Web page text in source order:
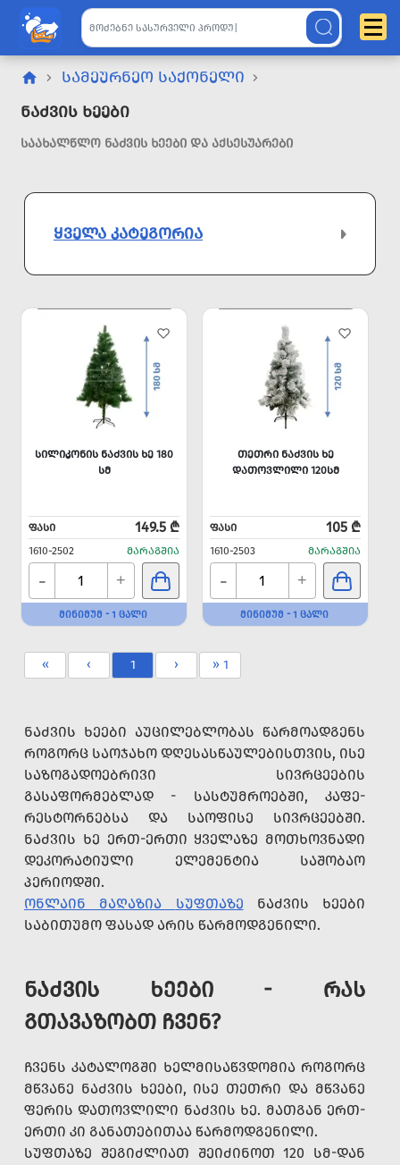
ᲡᲐᲛᲔᲣᲠᲜᲔᲝ ᲡᲐᲥᲝᲜᲔᲚᲘ
Ნაძვის Ხეები
ᲡᲐᲐᲮᲐᲚᲬᲚᲝ ᲜᲐᲫᲕᲘᲡ ᲮᲔᲔᲑᲘ ᲓᲐ ᲐᲥᲡᲔᲡᲣᲐᲠᲔᲑᲘ
ᲧᲕᲔᲚᲐ ᲙᲐᲢᲔᲒᲝᲠᲘᲐ
ᲡᲘᲚᲘᲙᲝᲜᲘᲡ ᲜᲐᲫᲕᲘᲡ ᲮᲔ 180
ᲡᲛ
ᲤᲐᲡᲘ 149.5 ₾
1610-2502 ᲛᲐᲠᲐᲒᲨᲘᲐ
- +
ᲛᲘᲜᲘᲛᲣᲛ - 1 ᲪᲐᲚᲘ
ᲗᲔᲗᲠᲘ ᲜᲐᲫᲕᲘᲡ ᲮᲔ
ᲓᲐᲗᲝᲕᲚᲘᲚᲘ 120ᲡᲛ
ᲤᲐᲡᲘ 105 ₾
1610-2503 ᲛᲐᲠᲐᲒᲨᲘᲐ
- +
ᲛᲘᲜᲘᲛᲣᲛ - 1 ᲪᲐᲚᲘ
« ‹ 1 › » 1
ᲜᲐᲫᲕᲘᲡ ᲮᲔᲔᲑᲘ ᲐᲣᲪᲘᲚᲔᲑᲚᲝᲑᲐᲡ ᲬᲐᲠᲛᲝᲐᲓᲒᲔᲜᲡ
ᲠᲝᲒᲝᲠᲪ ᲡᲐᲝᲯᲐᲮᲝ ᲓᲦᲔᲡᲐᲡᲬᲐᲣᲚᲔᲑᲘᲡᲗᲕᲘᲡ, ᲘᲡᲔ
ᲡᲐᲖᲝᲒᲐᲓᲝᲔᲑᲠᲘᲕᲘ ᲡᲘᲕᲠᲪᲔᲔᲑᲘᲡ
ᲒᲐᲡᲐᲤᲝᲠᲛᲔᲑᲚᲐᲓ - ᲡᲐᲡᲢᲣᲛᲠᲝᲔᲑᲨᲘ, ᲙᲐᲤᲔ-
ᲠᲔᲡᲢᲝᲠᲜᲔᲑᲡᲐ ᲓᲐ ᲡᲐᲝᲤᲘᲡᲔ ᲡᲘᲕᲠᲪᲔᲔᲑᲨᲘ.
ᲜᲐᲫᲕᲘᲡ ᲮᲔ ᲔᲠᲗ-ᲔᲠᲗᲘ ᲧᲕᲔᲚᲐᲖᲔ ᲛᲝᲗᲮᲝᲕᲜᲐᲓᲘ
ᲓᲔᲙᲝᲠᲐᲢᲘᲣᲚᲘ ᲔᲚᲔᲛᲔᲜᲢᲘᲐ ᲡᲐᲨᲝᲑᲐᲝ
ᲞᲔᲠᲘᲝᲓᲨᲘ.
ᲝᲜᲚᲐᲘᲜ ᲛᲐᲦᲐᲖᲘᲐ ᲡᲣᲤᲗᲐᲖᲔ ᲜᲐᲫᲕᲘᲡ ᲮᲔᲔᲑᲘ
ᲡᲐᲑᲘᲗᲣᲛᲝ ᲤᲐᲡᲐᲓ ᲐᲠᲘᲡ ᲬᲐᲠᲛᲝᲓᲒᲔᲜᲘᲚᲘ.
ᲜᲐᲫᲕᲘᲡ ᲮᲔᲔᲑᲘ - ᲠᲐᲡ
ᲒᲗᲐᲕᲐᲖᲝᲑᲗ ᲩᲕᲔᲜ?
ᲩᲕᲔᲜᲡ ᲙᲐᲢᲐᲚᲝᲒᲨᲘ ᲮᲔᲚᲛᲘᲡᲐᲬᲕᲓᲝᲛᲘᲐ ᲠᲝᲒᲝᲠᲪ
ᲛᲬᲕᲐᲜᲔ ᲜᲐᲫᲕᲘᲡ ᲮᲔᲔᲑᲘ, ᲘᲡᲔ ᲗᲔᲗᲠᲘ ᲓᲐ ᲛᲬᲕᲐᲜᲔ
ᲤᲔᲠᲘᲡ ᲓᲐᲗᲝᲕᲚᲘᲚᲘ ᲜᲐᲫᲕᲘᲡ ᲮᲔ. ᲛᲐᲗᲒᲐᲜ ᲔᲠᲗ-
ᲔᲠᲗᲘ ᲙᲘ ᲒᲐᲜᲐᲗᲔᲑᲘᲗᲐᲐ ᲬᲐᲠᲛᲝᲓᲒᲔᲜᲘᲚᲘ.
ᲡᲣᲤᲗᲐᲖᲔ ᲨᲔᲒᲘᲫᲚᲘᲐᲗ ᲨᲔᲘᲫᲘᲜᲝᲗ 120 ᲡᲛ-ᲓᲐᲜ